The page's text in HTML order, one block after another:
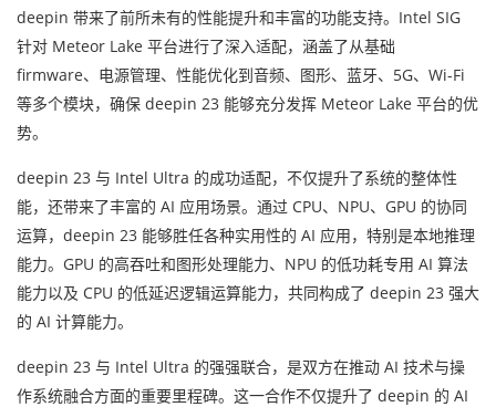
deepin 带来了前所未有的性能提升和丰富的功能支持。Intel SIG
针对 Meteor Lake 平台进行了深入适配，涵盖了从基础
firmware、电源管理、性能优化到音频、图形、蓝牙、5G、Wi-Fi
等多个模块，确保 deepin 23 能够充分发挥 Meteor Lake 平台的优
势。
deepin 23 与 Intel Ultra 的成功适配，不仅提升了系统的整体性
能，还带来了丰富的 AI 应用场景。通过 CPU、NPU、GPU 的协同
运算，deepin 23 能够胜任各种实用性的 AI 应用，特别是本地推理
能力。GPU 的高吞吐和图形处理能力、NPU 的低功耗专用 AI 算法
能力以及 CPU 的低延迟逻辑运算能力，共同构成了 deepin 23 强大
的 AI 计算能力。
deepin 23 与 Intel Ultra 的强强联合，是双方在推动 AI 技术与操
作系统融合方面的重要里程碑。这一合作不仅提升了 deepin 的 AI